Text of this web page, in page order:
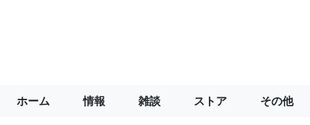
ホーム 情報 雑談 ストア その他